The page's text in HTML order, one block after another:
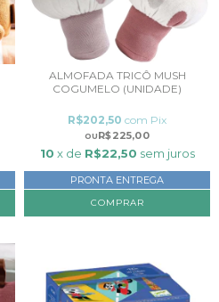
ALMOFADA TRICÔ MUSH
COGUMELO (UNIDADE)
R$225,00
R$202,50 com Pix
10 x de R$22,50 sem juros
PRONTA ENTREGA
COMPRAR